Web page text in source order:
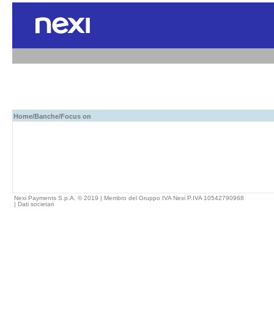
Home/Banche/Focus on
Nexi Payments S.p.A. © 2019 | Membro del Gruppo IVA Nexi P.IVA 10542790968
| Dati societari